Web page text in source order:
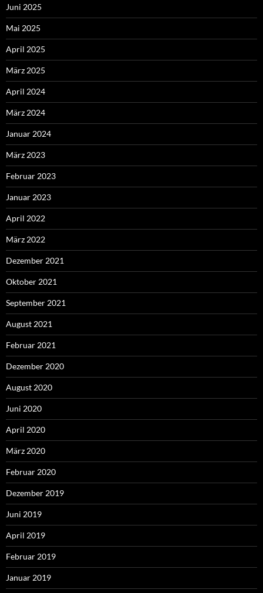
Juni 2025
Mai 2025
April 2025
März 2025
April 2024
März 2024
Januar 2024
März 2023
Februar 2023
Januar 2023
April 2022
März 2022
Dezember 2021
Oktober 2021
September 2021
August 2021
Februar 2021
Dezember 2020
August 2020
Juni 2020
April 2020
März 2020
Februar 2020
Dezember 2019
Juni 2019
April 2019
Februar 2019
Januar 2019